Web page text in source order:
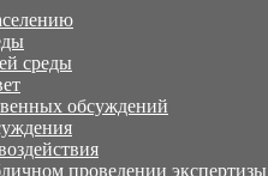
среды
обсуждений
проведении